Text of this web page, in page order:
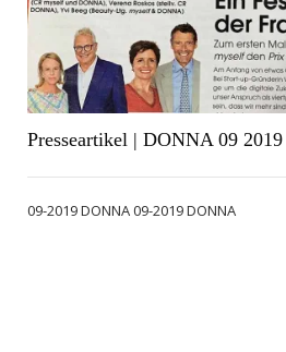
Presseartikel | DONNA 09 2019
09-2019 DONNA 09-2019 DONNA